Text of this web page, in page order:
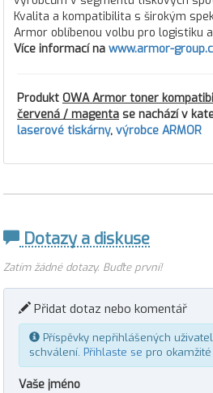
Kvalita a kompatibilita s širokým
Armor oblíbenou volbu pro logistiku
Více informací na www.armor-
Produkt OWA Armor toner
červená / magenta se nachází v
laserové tiskárny, výrobce ARMOR
Dotazy a diskuse
Zatím žádné dotazy. Buďte první!
Přidat dotaz nebo komentář
Příspěvky nepřihlášených
schválení. Přihlaste se pro
Vaše jméno